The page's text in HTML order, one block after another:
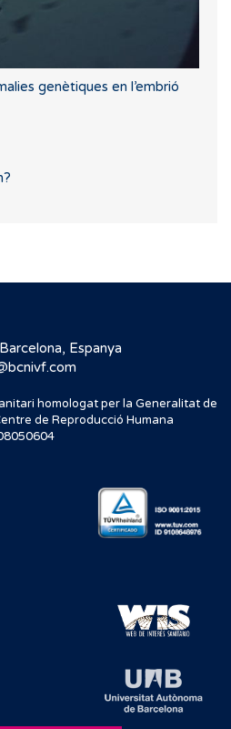
genètiques en l’embrió
Espanya
homologat per la Generalitat de
de Reproducció Humana